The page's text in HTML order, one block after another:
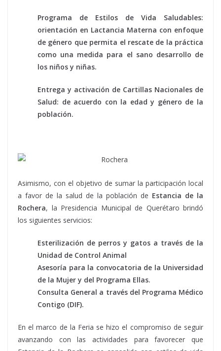
Programa de Estilos de Vida Saludables:
orientación en Lactancia Materna con enfoque
de género que permita el rescate de la práctica
como una medida para el sano desarrollo de
los niños y niñas.
Entrega y activación de Cartillas Nacionales de
Salud: de acuerdo con la edad y género de la
población.
Asimismo, con el objetivo de sumar la participación local
a favor de la salud de la población de Estancia de la
Rochera, la Presidencia Municipal de Querétaro brindó
los siguientes servicios:
Esterilización de perros y gatos a través de la
Unidad de Control Animal
Asesoría para la convocatoria de la Universidad
de la Mujer y del Programa Ellas.
Consulta General a través del Programa Médico
Contigo (DIF).
En el marco de la Feria se hizo el compromiso de seguir
avanzando con las actividades para favorecer que